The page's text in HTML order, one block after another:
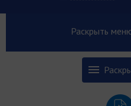
Раскрыть